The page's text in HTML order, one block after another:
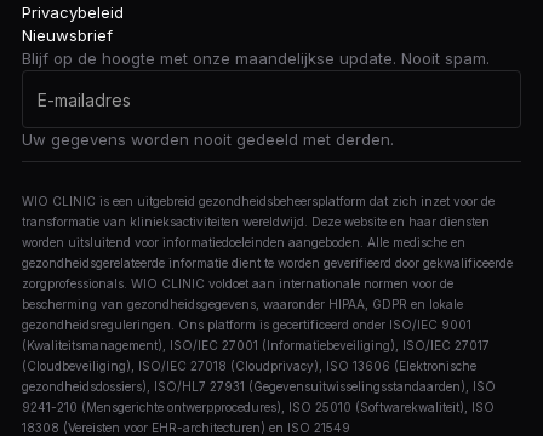
Privacybeleid
Nieuwsbrief
Blijf op de hoogte met onze maandelijkse update. Nooit spam.
Uw gegevens worden nooit gedeeld met derden.
WIO CLINIC is een uitgebreid gezondheidsbeheersplatform dat zich inzet voor de
transformatie van klinieksactiviteiten wereldwijd. Deze website en haar diensten
worden uitsluitend voor informatiedoeleinden aangeboden. Alle medische en
gezondheidsgerelateerde informatie dient te worden geverifieerd door gekwalificeerde
zorgprofessionals. WIO CLINIC voldoet aan internationale normen voor de
bescherming van gezondheidsgegevens, waaronder HIPAA, GDPR en lokale
gezondheidsreguleringen. Ons platform is gecertificeerd onder ISO/IEC 9001
(Kwaliteitsmanagement), ISO/IEC 27001 (Informatiebeveiliging), ISO/IEC 27017
(Cloudbeveiliging), ISO/IEC 27018 (Cloudprivacy), ISO 13606 (Elektronische
gezondheidsdossiers), ISO/HL7 27931 (Gegevensuitwisselingsstandaarden), ISO
9241-210 (Mensgerichte ontwerpprocedures), ISO 25010 (Softwarekwaliteit), ISO
18308 (Vereisten voor EHR-architecturen) en ISO 21549